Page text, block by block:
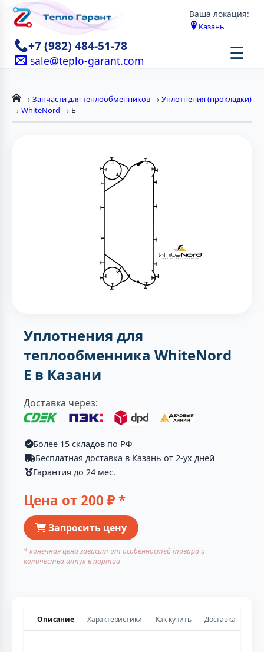
Ваша локация:
Казань
+7 (982) 484-51-78
sale@teplo-garant.com ☰
→ Запчасти для теплообменников → Уплотнения (прокладки)
→ WhiteNord → E
Уплотнения для
теплообменника WhiteNord
E в Казани
Доставка через:
Более 15 складов по РФ
Бесплатная доставка в Казань от 2-ух дней
Гарантия до 24 мес.
Цена от 200 ₽ *
Запросить цену
* конечная цена зависит от особенностей товара и
количества штук в партии
Описание Характеристики Как купить Доставка